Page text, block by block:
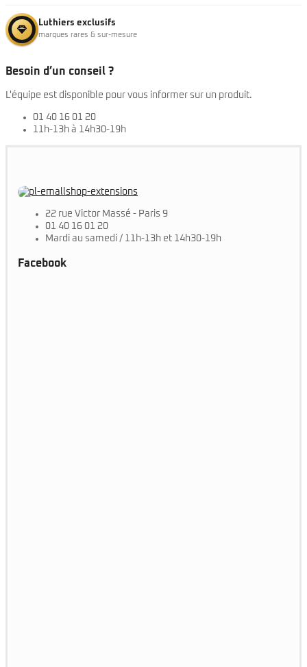
Luthiers exclusifs
marques rares & sur-mesure
Besoin d’un conseil ?
L'équipe est disponible pour vous informer sur un produit.
01 40 16 01 20
11h-13h à 14h30-19h
22 rue Victor Massé - Paris 9
01 40 16 01 20
Mardi au samedi / 11h-13h et 14h30-19h
Facebook